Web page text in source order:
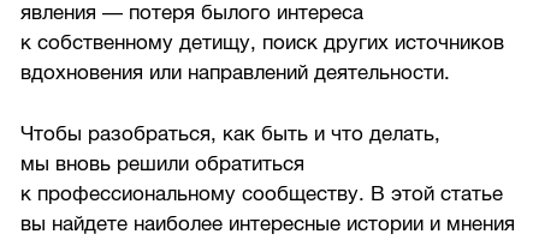
явления — потеря былого интереса
к собственному детищу, поиск других источников
вдохновения или направлений деятельности.
Чтобы разобраться, как быть и что делать,
мы вновь решили обратиться
к профессиональному сообществу. В этой статье
вы найдете наиболее интересные истории и мнения